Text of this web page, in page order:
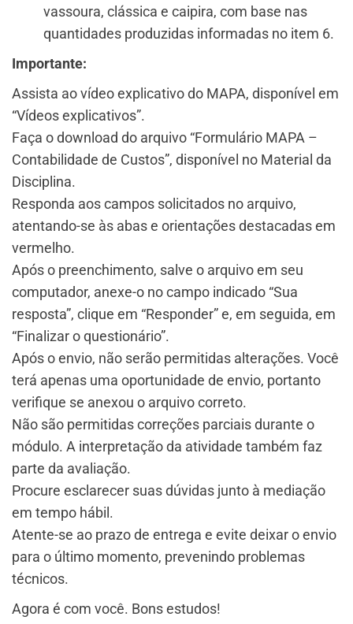
vassoura, clássica e caipira, com base nas
quantidades produzidas informadas no item 6.
Importante:
Assista ao vídeo explicativo do MAPA, disponível em
“Vídeos explicativos”.
Faça o download do arquivo “Formulário MAPA –
Contabilidade de Custos”, disponível no Material da
Disciplina.
Responda aos campos solicitados no arquivo,
atentando-se às abas e orientações destacadas em
vermelho.
Após o preenchimento, salve o arquivo em seu
computador, anexe-o no campo indicado “Sua
resposta”, clique em “Responder” e, em seguida, em
“Finalizar o questionário”.
Após o envio, não serão permitidas alterações. Você
terá apenas uma oportunidade de envio, portanto
verifique se anexou o arquivo correto.
Não são permitidas correções parciais durante o
módulo. A interpretação da atividade também faz
parte da avaliação.
Procure esclarecer suas dúvidas junto à mediação
em tempo hábil.
Atente-se ao prazo de entrega e evite deixar o envio
para o último momento, prevenindo problemas
técnicos.
Agora é com você. Bons estudos!